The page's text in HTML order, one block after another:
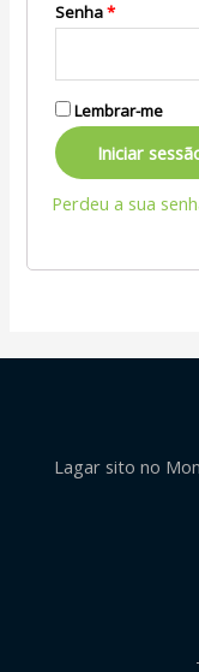
Senha*
Lembrar-me
Iniciar
Perdeu a sua
Lagar sito no